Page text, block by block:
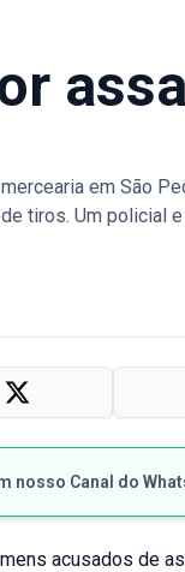
em São
tiros. Um policial
nosso Canal do
acusados de